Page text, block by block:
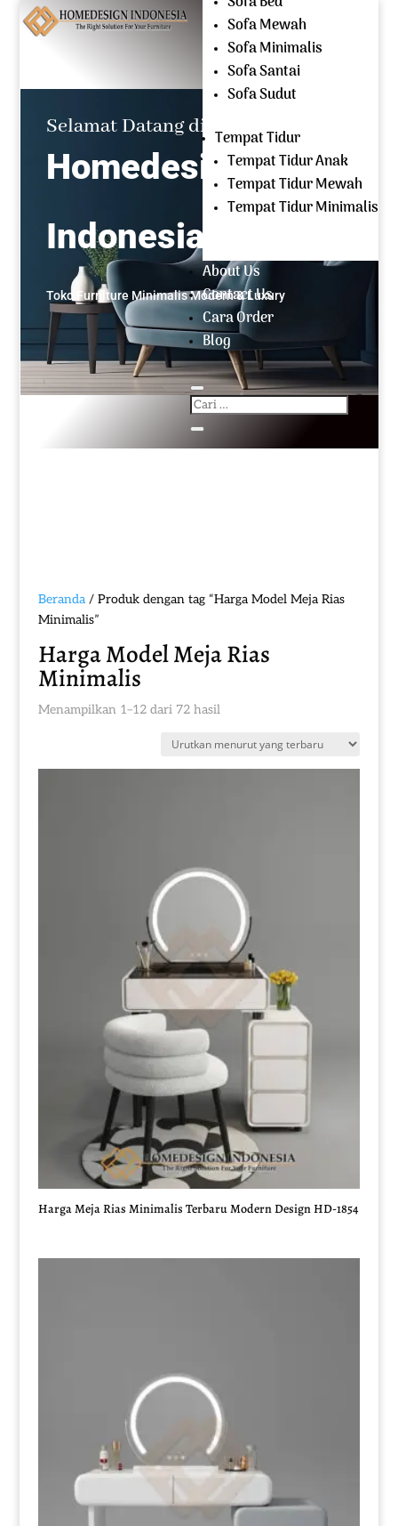
OPEN EVERYDAY
(+62) 81 229 604 267
Selamat Datang di
Homedesign
Indonesia
Toko Furniture Minimalis Modern & Luxury
Sofa Mewah
Sofa Minimalis
Sofa Santai
Sofa Sudut
Tempat Tidur
Tempat Tidur Anak
Tempat Tidur Mewah
Tempat Tidur Minimalis
About Us
Contact Us
Cara Order
Blog
Beranda/ Produk dengan tag “Harga Model Meja Rias
Minimalis”
Harga Model Meja Rias
Minimalis
Menampilkan 1–12 dari 72 hasilDiurutkan
yang
terbaru
Harga Meja Rias Minimalis Terbaru Modern Design HD-1854